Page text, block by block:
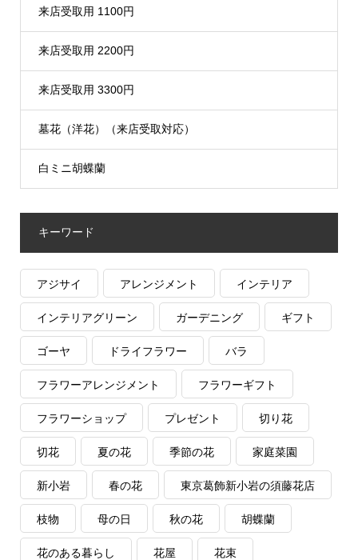
来店受取用 1100円
来店受取用 2200円
来店受取用 3300円
墓花（洋花）（来店受取対応）
白ミニ胡蝶蘭
キーワード
アジサイ アレンジメント インテリア
インテリアグリーン ガーデニング ギフト
ゴーヤ ドライフラワー バラ
フラワーアレンジメント フラワーギフト
フラワーショップ プレゼント 切り花
切花 夏の花 季節の花 家庭菜園
新小岩 春の花 東京葛飾新小岩の須藤花店
枝物 母の日 秋の花 胡蝶蘭
花のある暮らし 花屋 花束